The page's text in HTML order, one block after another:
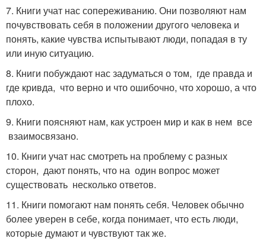
7. Книги учат нас сопереживанию. Они позволяют нам
почувствовать себя в положении другого человека и
понять, какие чувства испытывают люди, попадая в ту
или иную ситуацию.
8. Книги побуждают нас задуматься о том, где правда и
где кривда, что верно и что ошибочно, что хорошо, а что
плохо.
9. Книги поясняют нам, как устроен мир и как в нем все
взаимосвязано.
10. Книги учат нас смотреть на проблему с разных
сторон, дают понять, что на один вопрос может
существовать несколько ответов.
11. Книги помогают нам понять себя. Человек обычно
более уверен в себе, когда понимает, что есть люди,
которые думают и чувствуют так же.